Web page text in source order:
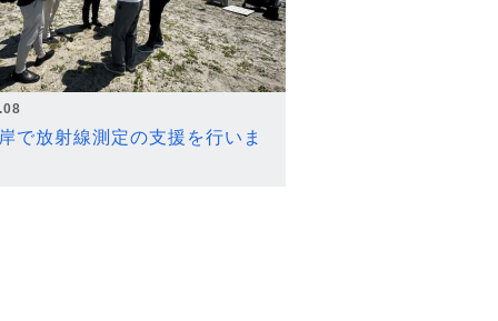
で放射線測定の支援を行いま